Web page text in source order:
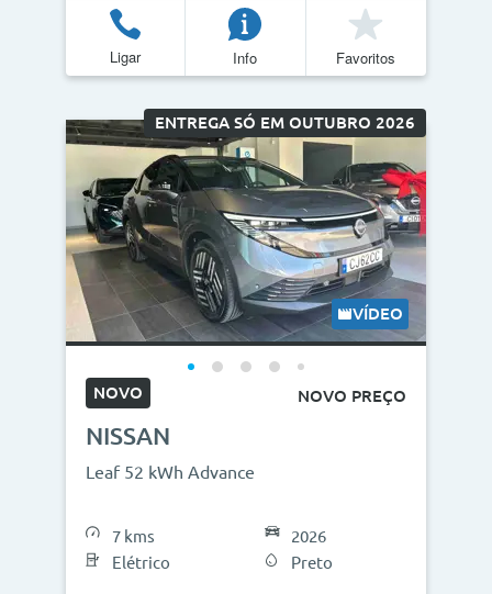
Ligar Info Favoritos
ENTREGA SÓ EM OUTUBRO 2026
VÍDEO
NOVO NOVO PREÇO
NISSAN
Leaf 52 kWh Advance
7 kms
Elétrico
2026
Preto